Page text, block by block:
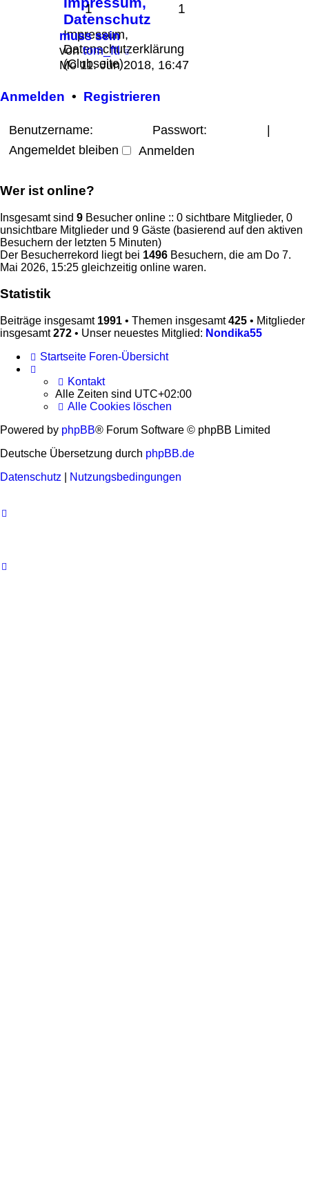
Datenschutz
Impressum,
Datenschutzerklärung
(Clubseite)
1 1
muss sein
vontom_ftl
Neuester
Beitrag
Mo 11. Jun 2018, 16:47
Anmelden • Registrieren
Benutzername: Passwort:
Angemeldet bleiben
Wer ist online?
Insgesamt sind 9 Besucher online :: 0 sichtbare Mitglieder, 0
unsichtbare Mitglieder und 9 Gäste (basierend auf den aktiven
Besuchern der letzten 5 Minuten)
Der Besucherrekord liegt bei 1496 Besuchern, die am Do 7.
Mai 2026, 15:25 gleichzeitig online waren.
Statistik
Beiträge insgesamt 1991 • Themen insgesamt425 • Mitglieder
insgesamt272 • Unser neuestes Mitglied: Nondika55
Startseite Foren-Übersicht
Kontakt
Alle Zeiten sind UTC+02:00
Alle Cookies löschen
Powered by phpBB® Forum Software © phpBB Limited
Deutsche Übersetzung durch phpBB.de
Datenschutz
Nutzungsbedingungen